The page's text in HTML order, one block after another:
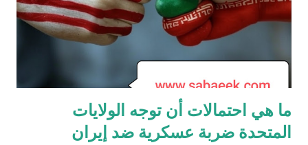
ما هي احتمالات أن توجه الولايات
المتحدة ضربة عسكرية ضد إيران